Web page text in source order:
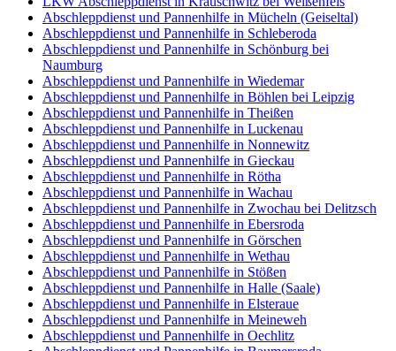
Abschleppdienst und Pannenhilfe in Mücheln (Geiseltal)
Abschleppdienst und Pannenhilfe in Schleberoda
Abschleppdienst und Pannenhilfe in Schönburg bei
Naumburg
Abschleppdienst und Pannenhilfe in Wiedemar
Abschleppdienst und Pannenhilfe in Böhlen bei Leipzig
Abschleppdienst und Pannenhilfe in Theißen
Abschleppdienst und Pannenhilfe in Luckenau
Abschleppdienst und Pannenhilfe in Nonnewitz
Abschleppdienst und Pannenhilfe in Gieckau
Abschleppdienst und Pannenhilfe in Rötha
Abschleppdienst und Pannenhilfe in Wachau
Abschleppdienst und Pannenhilfe in Zwochau bei Delitzsch
Abschleppdienst und Pannenhilfe in Ebersroda
Abschleppdienst und Pannenhilfe in Görschen
Abschleppdienst und Pannenhilfe in Wethau
Abschleppdienst und Pannenhilfe in Stößen
Abschleppdienst und Pannenhilfe in Halle (Saale)
Abschleppdienst und Pannenhilfe in Elsteraue
Abschleppdienst und Pannenhilfe in Meineweh
Abschleppdienst und Pannenhilfe in Oechlitz